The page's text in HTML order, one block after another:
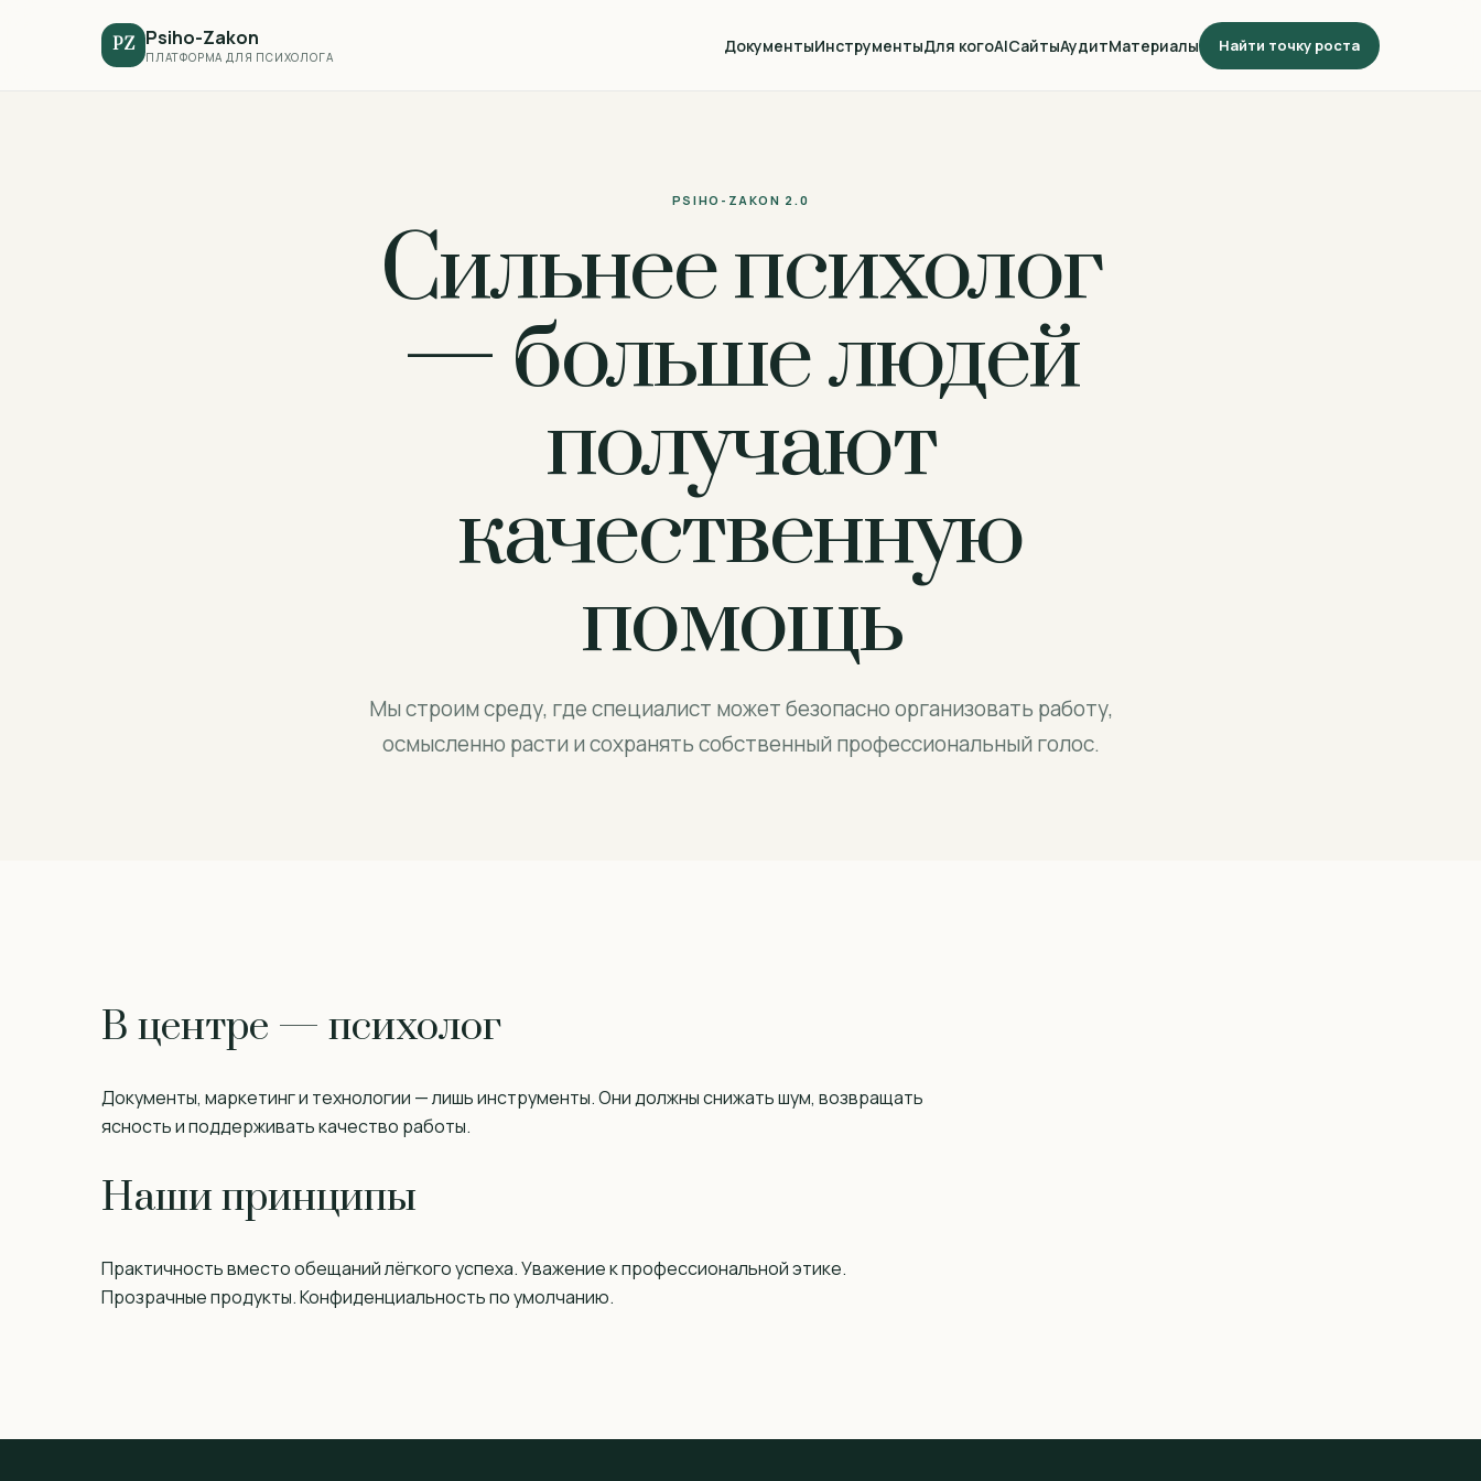
PZ Psiho-Zakon
ПЛАТФОРМА ДЛЯ ПСИХОЛОГА
ДокументыИнструментыДля когоAIСайтыАудитМатериалы Найти точку роста
PSIHO-ZAKON 2.0
Сильнее психолог
— больше людей
получают
качественную
помощь
Мы строим среду, где специалист может безопасно организовать работу,
осмысленно расти и сохранять собственный профессиональный голос.
В центре — психолог
Документы, маркетинг и технологии — лишь инструменты. Они должны снижать шум, возвращать
ясность и поддерживать качество работы.
Наши принципы
Практичность вместо обещаний лёгкого успеха. Уважение к профессиональной этике.
Прозрачные продукты. Конфиденциальность по умолчанию.